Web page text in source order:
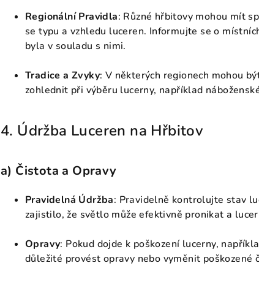
Regionální Pravidla: Různé hřbitovy mohou mít
se typu a vzhledu luceren. Informujte se o
byla v souladu s nimi.
Tradice a Zvyky: V některých regionech mohou
zohlednit při výběru lucerny, například
4. Údržba Luceren na Hřbitov
a) Čistota a Opravy
Pravidelná Údržba: Pravidelně kontrolujte stav
zajistilo, že světlo může efektivně pronikat a
Opravy: Pokud dojde k poškození lucerny,
důležité provést opravy nebo vyměnit